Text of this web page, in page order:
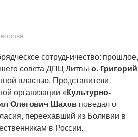
сотрудничество: прошлое,
совета ДПЦ Литвы о. Григорий
властью. Представители
организации « Культурно-
Олегович Шахов поведал о
переехавший из Боливии в
в России.